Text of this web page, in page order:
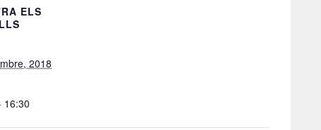
ELS
2018
16:30